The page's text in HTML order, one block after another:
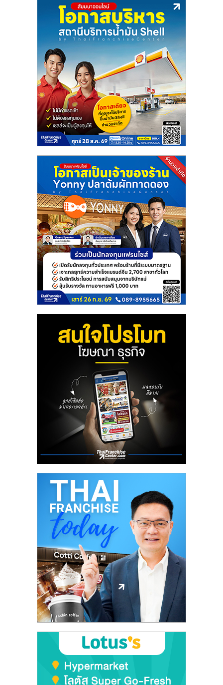
ลงทุน
น้อย
ปรึกษา
การ
ลงทุน
และ
ขยาย
ไชส์,
ศูนย์
ไชส์
พร้อม
สำหรับ